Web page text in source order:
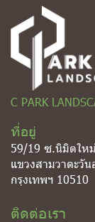
C PARK
ที่อยู่
59/19 ซ.นิมิตให
แขวงสามวาตะวั
กรุงเทพฯ 10510
ติดต่อเรา